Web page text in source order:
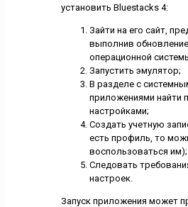
установить Bluestacks 4:
Зайти на его сайт,
выполнив
операционной
Запустить эмулятор;
В разделе с
приложениями найти
настройками;
Создать учетную
есть профиль, то
воспользоваться им);
Следовать
настроек.
Запуск приложения может